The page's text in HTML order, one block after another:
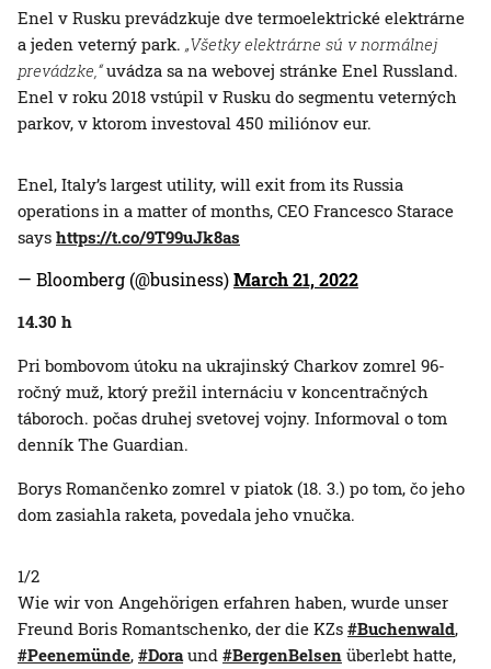
Enel v Rusku prevádzkuje dve termoelektrické elektrárne
a jeden veterný park. „Všetky elektrárne sú v normálnej
prevádzke,“uvádza sa na webovej stránke Enel Russland.
Enel v roku 2018 vstúpil v Rusku do segmentu veterných
parkov, v ktorom investoval 450 miliónov eur.
Enel, Italy’s largest utility, will exit from its Russia
operations in a matter of months, CEO Francesco Starace
says https://t.co/9T99uJk8as
— Bloomberg (@business)March 21, 2022
14.30 h
Pri bombovom útoku na ukrajinský Charkov zomrel 96-
ročný muž, ktorý prežil internáciu v koncentračných
táboroch. počas druhej svetovej vojny. Informoval o tom
denník The Guardian.
Borys Romančenko zomrel v piatok (18. 3.) po tom, čo jeho
dom zasiahla raketa, povedala jeho vnučka.
1/2
Wie wir von Angehörigen erfahren haben, wurde unser
Freund Boris Romantschenko, der die KZs #Buchenwald,
#Peenemünde, #Doraund #BergenBelsen überlebt hatte,